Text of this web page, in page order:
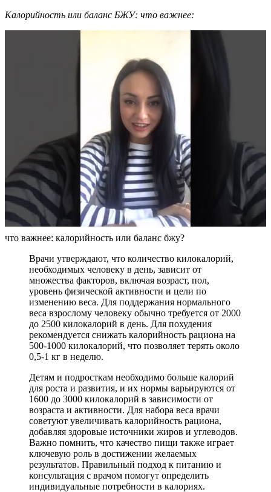
Калорийность или баланс БЖУ: что важнее:
что важнее: калорийность или баланс бжу?
Врачи утверждают, что количество килокалорий,
необходимых человеку в день, зависит от
множества факторов, включая возраст, пол,
уровень физической активности и цели по
изменению веса. Для поддержания нормального
веса взрослому человеку обычно требуется от 2000
до 2500 килокалорий в день. Для похудения
рекомендуется снижать калорийность рациона на
500-1000 килокалорий, что позволяет терять около
0,5-1 кг в неделю.
Детям и подросткам необходимо больше калорий
для роста и развития, и их нормы варьируются от
1600 до 3000 килокалорий в зависимости от
возраста и активности. Для набора веса врачи
советуют увеличивать калорийность рациона,
добавляя здоровые источники жиров и углеводов.
Важно помнить, что качество пищи также играет
ключевую роль в достижении желаемых
результатов. Правильный подход к питанию и
консультация с врачом помогут определить
индивидуальные потребности в калориях.